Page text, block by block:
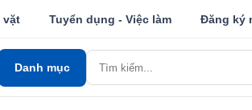
vặt Tuyển dụng - Việc làm Đăng ký
Danh mục